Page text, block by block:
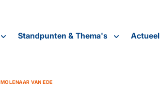
Standpunten & Thema's Actueel
VAN EDE